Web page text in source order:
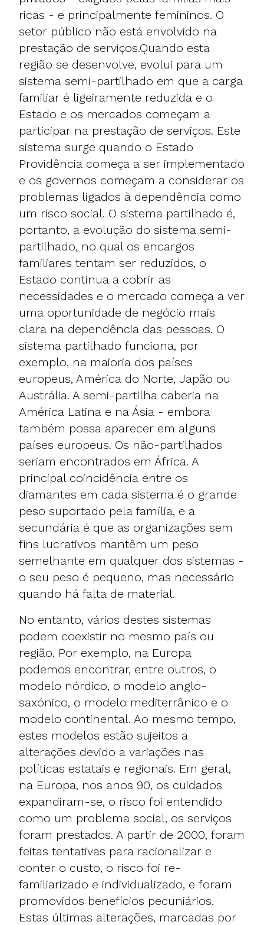
ricas - e principalmente femininos. O
setor público não está envolvido na
prestação de serviços.Quando esta
região se desenvolve, evolui para um
sistema semi-partilhado em que a carga
familiar é ligeiramente reduzida e o
Estado e os mercados começam a
participar na prestação de serviços. Este
sistema surge quando o Estado
Providência começa a ser implementado
e os governos começam a considerar os
problemas ligados à dependência como
um risco social. O sistema partilhado é,
portanto, a evolução do sistema semi-
partilhado, no qual os encargos
familiares tentam ser reduzidos, o
Estado continua a cobrir as
necessidades e o mercado começa a ver
uma oportunidade de negócio mais
clara na dependência das pessoas. O
sistema partilhado funciona, por
exemplo, na maioria dos países
europeus, América do Norte, Japão ou
Austrália. A semi-partilha caberia na
América Latina e na Ásia - embora
também possa aparecer em alguns
países europeus. Os não-partilhados
seriam encontrados em África. A
principal coincidência entre os
diamantes em cada sistema é o grande
peso suportado pela família, e a
secundária é que as organizações sem
fins lucrativos mantêm um peso
semelhante em qualquer dos sistemas -
o seu peso é pequeno, mas necessário
quando há falta de material.
No entanto, vários destes sistemas
podem coexistir no mesmo país ou
região. Por exemplo, na Europa
podemos encontrar, entre outros, o
modelo nórdico, o modelo anglo-
saxónico, o modelo mediterrânico e o
modelo continental. Ao mesmo tempo,
estes modelos estão sujeitos a
alterações devido a variações nas
políticas estatais e regionais. Em geral,
na Europa, nos anos 90, os cuidados
expandiram-se, o risco foi entendido
como um problema social, os serviços
foram prestados. A partir de 2000, foram
feitas tentativas para racionalizar e
conter o custo, o risco foi re-
familiarizado e individualizado, e foram
promovidos benefícios pecuniários.
Estas últimas alterações, marcadas por